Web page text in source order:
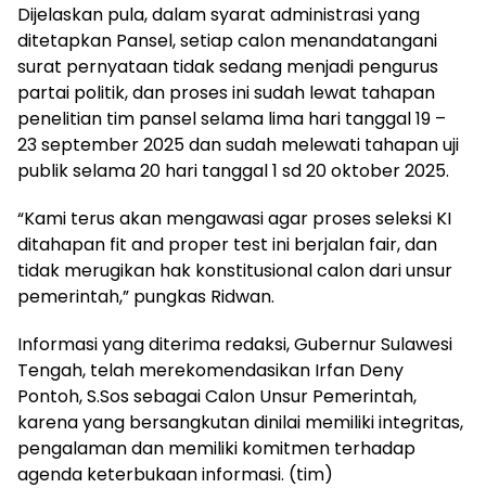
Dijelaskan pula, dalam syarat administrasi yang
ditetapkan Pansel, setiap calon menandatangani
surat pernyataan tidak sedang menjadi pengurus
partai politik, dan proses ini sudah lewat tahapan
penelitian tim pansel selama lima hari tanggal 19 –
23 september 2025 dan sudah melewati tahapan uji
publik selama 20 hari tanggal 1 sd 20 oktober 2025.
“Kami terus akan mengawasi agar proses seleksi KI
ditahapan fit and proper test ini berjalan fair, dan
tidak merugikan hak konstitusional calon dari unsur
pemerintah,” pungkas Ridwan.
Informasi yang diterima redaksi, Gubernur Sulawesi
Tengah, telah merekomendasikan Irfan Deny
Pontoh, S.Sos sebagai Calon Unsur Pemerintah,
karena yang bersangkutan dinilai memiliki integritas,
pengalaman dan memiliki komitmen terhadap
agenda keterbukaan informasi. (tim)